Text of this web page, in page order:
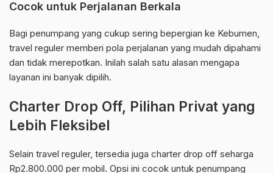
Cocok untuk Perjalanan Berkala
Bagi penumpang yang cukup sering bepergian ke Kebumen,
travel reguler memberi pola perjalanan yang mudah dipahami
dan tidak merepotkan. Inilah salah satu alasan mengapa
layanan ini banyak dipilih.
Charter Drop Off, Pilihan Privat yang
Lebih Fleksibel
Selain travel reguler, tersedia juga charter drop off seharga
Rp2.800.000 per mobil. Opsi ini cocok untuk penumpang